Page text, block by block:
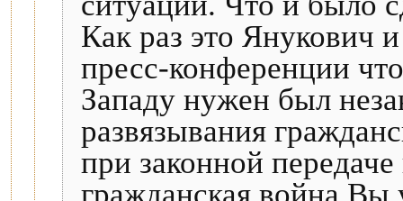
Как раз это Янукович
пресс-конференции
Западу нужен был
развязывания
при законной
гражданская война Вы